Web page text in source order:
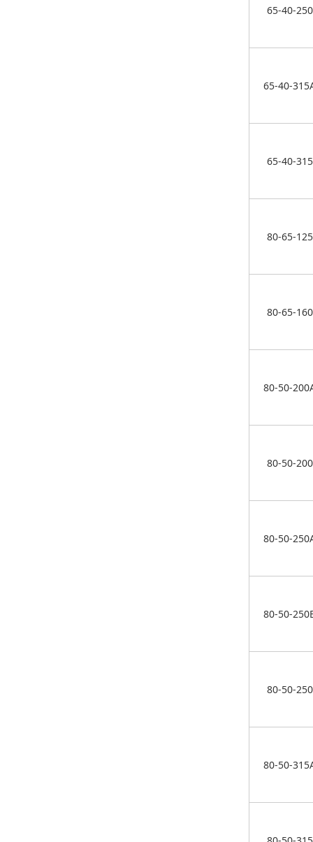
65-40-250
65-40-
65-40-315
80-65-125
80-65-160
80-50-
80-50-200
80-50-
80-50-
80-50-250
80-50-